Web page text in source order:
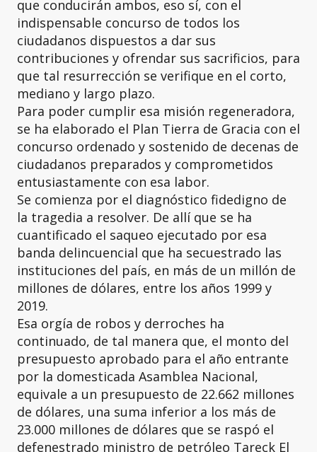
que conducirán ambos, eso sí, con el
indispensable concurso de todos los
ciudadanos dispuestos a dar sus
contribuciones y ofrendar sus sacrificios, para
que tal resurrección se verifique en el corto,
mediano y largo plazo.
Para poder cumplir esa misión regeneradora,
se ha elaborado el Plan Tierra de Gracia con el
concurso ordenado y sostenido de decenas de
ciudadanos preparados y comprometidos
entusiastamente con esa labor.
Se comienza por el diagnóstico fidedigno de
la tragedia a resolver. De allí que se ha
cuantificado el saqueo ejecutado por esa
banda delincuencial que ha secuestrado las
instituciones del país, en más de un millón de
millones de dólares, entre los años 1999 y
2019.
Esa orgía de robos y derroches ha
continuado, de tal manera que, el monto del
presupuesto aprobado para el año entrante
por la domesticada Asamblea Nacional,
equivale a un presupuesto de 22.662 millones
de dólares, una suma inferior a los más de
23.000 millones de dólares que se raspó el
defenestrado ministro de petróleo Tareck El